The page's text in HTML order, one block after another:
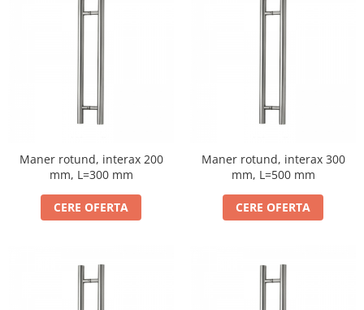
Maner rotund, interax 200
mm, L=300 mm
CERE OFERTA
Maner rotund, interax 300
mm, L=500 mm
CERE OFERTA